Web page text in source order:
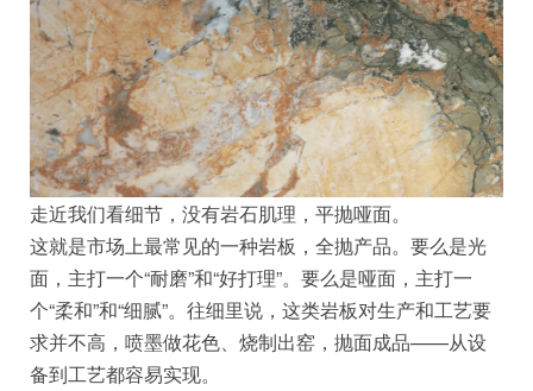
走近我们看细节，没有岩石肌理，平抛哑面。
这就是市场上最常见的一种岩板，全抛产品。要么是光
面，主打一个“耐磨”和“好打理”。要么是哑面，主打一
个“柔和”和“细腻”。往细里说，这类岩板对生产和工艺要
求并不高，喷墨做花色、烧制出窑，抛面成品——从设
备到工艺都容易实现。